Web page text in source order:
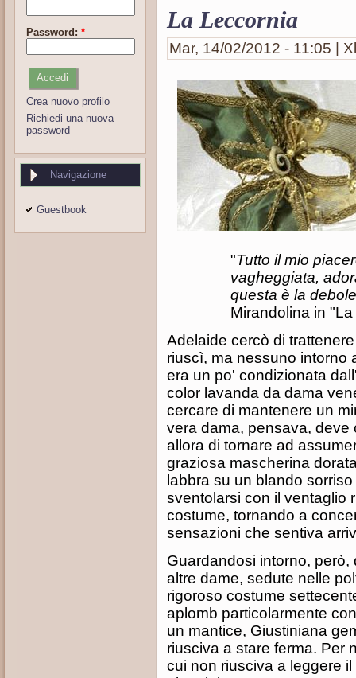
Password: *
Crea nuovo profilo
Richiedi una nuova
password
Navigazione
Guestbook
La Leccornia
Mar, 14/02/2012 - 11:05 |
"Tutto il mio
vagheggiata,
questa è la
Mirandolina in
Adelaide cercò di
riuscì, ma nessuno intorno
era un po' condizionata
color lavanda da dama
cercare di mantenere un
vera dama, pensava, deve
allora di tornare ad
graziosa mascherina
labbra su un blando
sventolarsi con il ventaglio
costume, tornando a
sensazioni che sentiva
Guardandosi intorno,
altre dame, sedute nelle
rigoroso costume
aplomb particolarmente
un mantice, Giustiniana
riusciva a stare ferma. Per
cui non riusciva a leggere